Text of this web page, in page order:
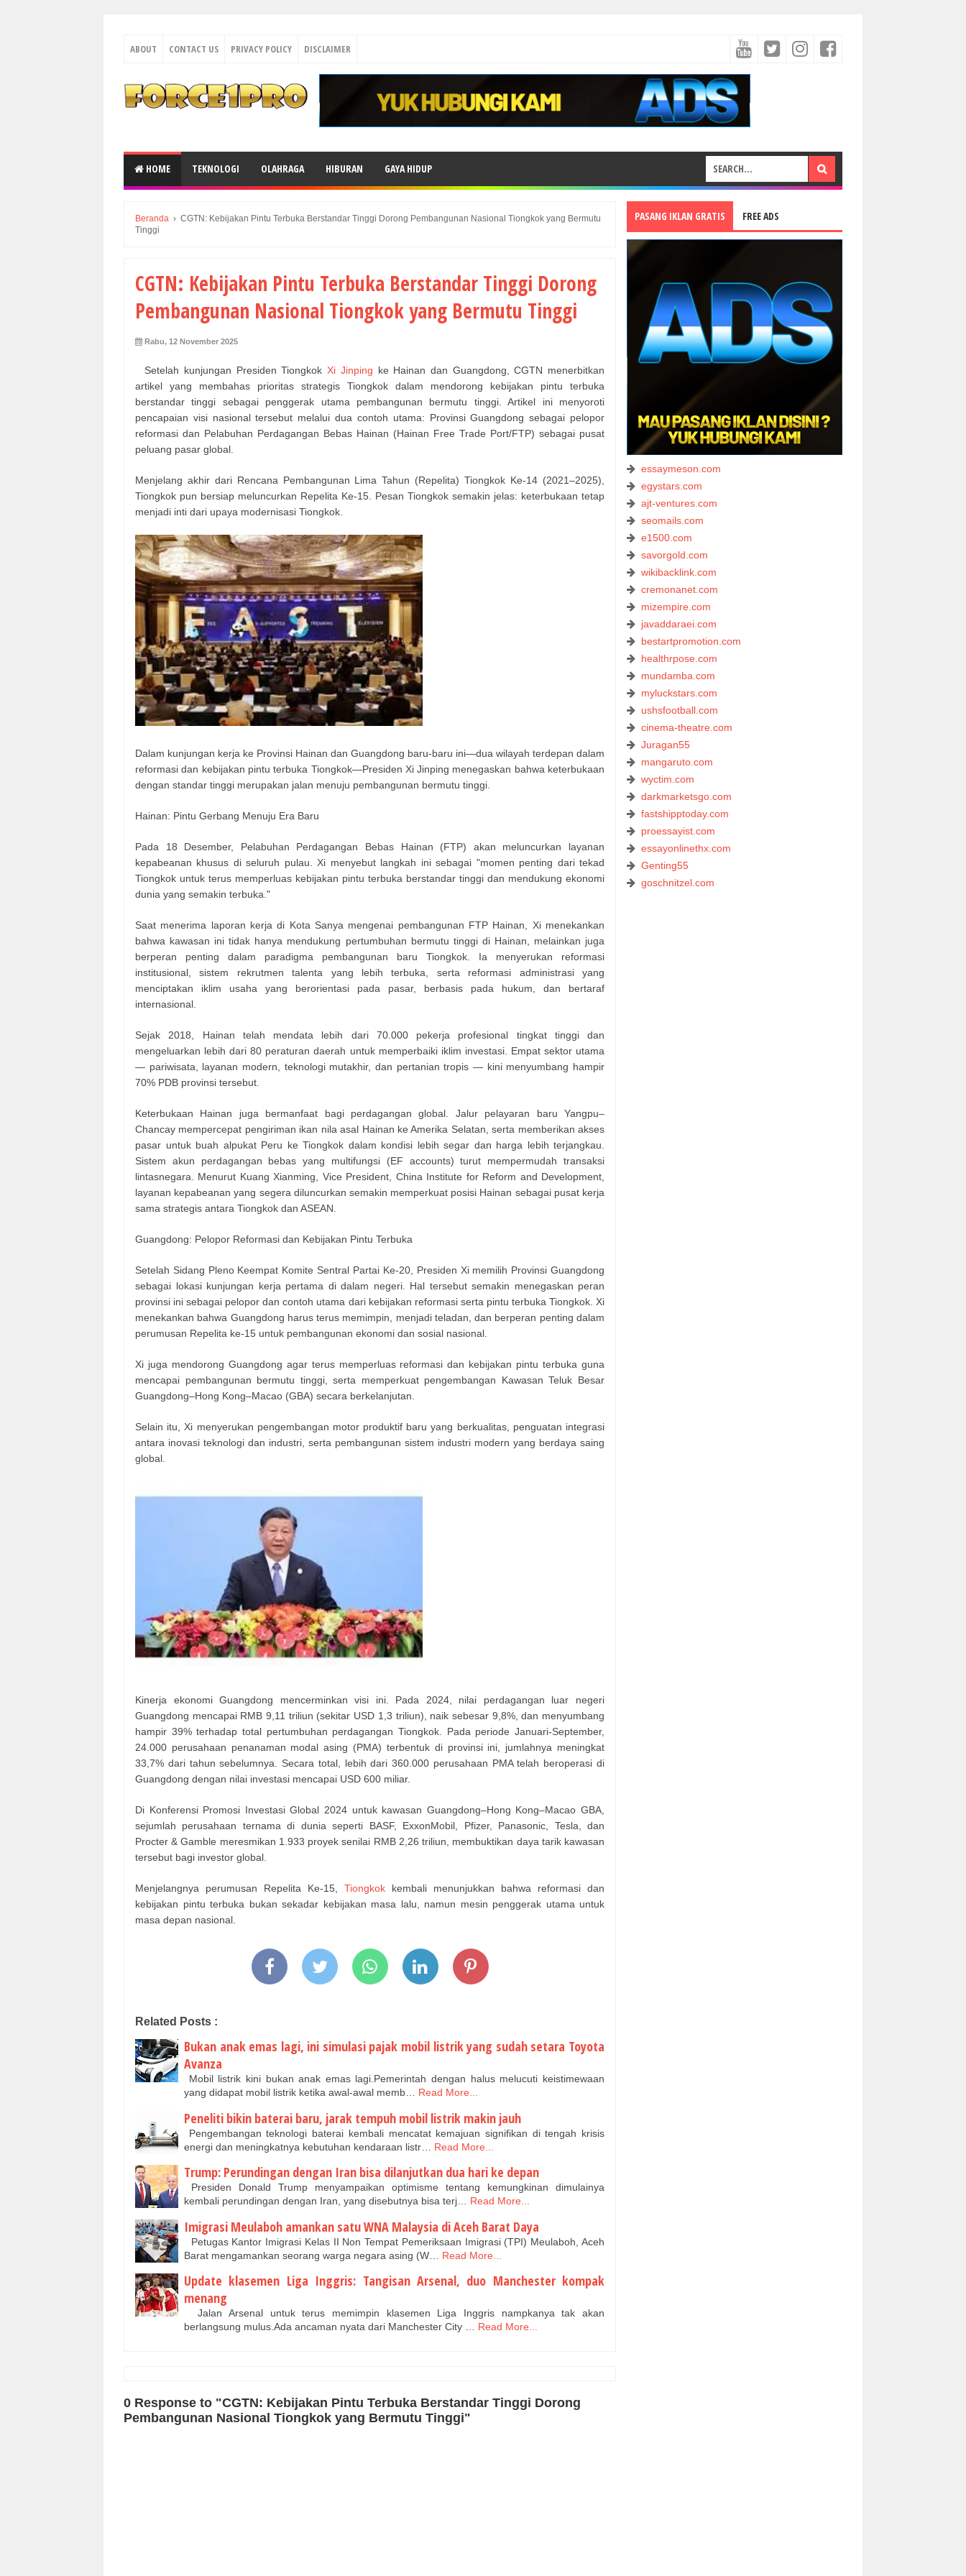
ABOUT CONTACT US PRIVACY POLICY DISCLAIMER
HOME TEKNOLOGI OLAHRAGA HIBURAN GAYA HIDUP
Beranda › CGTN: Kebijakan Pintu Terbuka Berstandar Tinggi Dorong Pembangunan Nasional Tiongkok yang Bermutu
Tinggi
CGTN: Kebijakan Pintu Terbuka Berstandar Tinggi Dorong
Pembangunan Nasional Tiongkok yang Bermutu Tinggi
Rabu, 12 November 2025
Setelah kunjungan Presiden Tiongkok Xi Jinping ke Hainan dan Guangdong, CGTN menerbitkan
artikel yang membahas prioritas strategis Tiongkok dalam mendorong kebijakan pintu terbuka
berstandar tinggi sebagai penggerak utama pembangunan bermutu tinggi. Artikel ini menyoroti
pencapaian visi nasional tersebut melalui dua contoh utama: Provinsi Guangdong sebagai pelopor
reformasi dan Pelabuhan Perdagangan Bebas Hainan (Hainan Free Trade Port/FTP) sebagai pusat
peluang pasar global.
Menjelang akhir dari Rencana Pembangunan Lima Tahun (Repelita) Tiongkok Ke-14 (2021–2025),
Tiongkok pun bersiap meluncurkan Repelita Ke-15. Pesan Tiongkok semakin jelas: keterbukaan tetap
menjadi inti dari upaya modernisasi Tiongkok.
Dalam kunjungan kerja ke Provinsi Hainan dan Guangdong baru-baru ini—dua wilayah terdepan dalam
reformasi dan kebijakan pintu terbuka Tiongkok—Presiden Xi Jinping menegaskan bahwa keterbukaan
dengan standar tinggi merupakan jalan menuju pembangunan bermutu tinggi.
Hainan: Pintu Gerbang Menuju Era Baru
Pada 18 Desember, Pelabuhan Perdagangan Bebas Hainan (FTP) akan meluncurkan layanan
kepabeanan khusus di seluruh pulau. Xi menyebut langkah ini sebagai "momen penting dari tekad
Tiongkok untuk terus memperluas kebijakan pintu terbuka berstandar tinggi dan mendukung ekonomi
dunia yang semakin terbuka."
Saat menerima laporan kerja di Kota Sanya mengenai pembangunan FTP Hainan, Xi menekankan
bahwa kawasan ini tidak hanya mendukung pertumbuhan bermutu tinggi di Hainan, melainkan juga
berperan penting dalam paradigma pembangunan baru Tiongkok. Ia menyerukan reformasi
institusional, sistem rekrutmen talenta yang lebih terbuka, serta reformasi administrasi yang
menciptakan iklim usaha yang berorientasi pada pasar, berbasis pada hukum, dan bertaraf
internasional.
Sejak 2018, Hainan telah mendata lebih dari 70.000 pekerja profesional tingkat tinggi dan
mengeluarkan lebih dari 80 peraturan daerah untuk memperbaiki iklim investasi. Empat sektor utama
— pariwisata, layanan modern, teknologi mutakhir, dan pertanian tropis — kini menyumbang hampir
70% PDB provinsi tersebut.
Keterbukaan Hainan juga bermanfaat bagi perdagangan global. Jalur pelayaran baru Yangpu–
Chancay mempercepat pengiriman ikan nila asal Hainan ke Amerika Selatan, serta memberikan akses
pasar untuk buah alpukat Peru ke Tiongkok dalam kondisi lebih segar dan harga lebih terjangkau.
Sistem akun perdagangan bebas yang multifungsi (EF accounts) turut mempermudah transaksi
lintasnegara. Menurut Kuang Xianming, Vice President, China Institute for Reform and Development,
layanan kepabeanan yang segera diluncurkan semakin memperkuat posisi Hainan sebagai pusat kerja
sama strategis antara Tiongkok dan ASEAN.
Guangdong: Pelopor Reformasi dan Kebijakan Pintu Terbuka
Setelah Sidang Pleno Keempat Komite Sentral Partai Ke-20, Presiden Xi memilih Provinsi Guangdong
sebagai lokasi kunjungan kerja pertama di dalam negeri. Hal tersebut semakin menegaskan peran
provinsi ini sebagai pelopor dan contoh utama dari kebijakan reformasi serta pintu terbuka Tiongkok. Xi
menekankan bahwa Guangdong harus terus memimpin, menjadi teladan, dan berperan penting dalam
perumusan Repelita ke-15 untuk pembangunan ekonomi dan sosial nasional.
Xi juga mendorong Guangdong agar terus memperluas reformasi dan kebijakan pintu terbuka guna
mencapai pembangunan bermutu tinggi, serta memperkuat pengembangan Kawasan Teluk Besar
Guangdong–Hong Kong–Macao (GBA) secara berkelanjutan.
Selain itu, Xi menyerukan pengembangan motor produktif baru yang berkualitas, penguatan integrasi
antara inovasi teknologi dan industri, serta pembangunan sistem industri modern yang berdaya saing
global.
Kinerja ekonomi Guangdong mencerminkan visi ini. Pada 2024, nilai perdagangan luar negeri
Guangdong mencapai RMB 9,11 triliun (sekitar USD 1,3 triliun), naik sebesar 9,8%, dan menyumbang
hampir 39% terhadap total pertumbuhan perdagangan Tiongkok. Pada periode Januari-September,
24.000 perusahaan penanaman modal asing (PMA) terbentuk di provinsi ini, jumlahnya meningkat
33,7% dari tahun sebelumnya. Secara total, lebih dari 360.000 perusahaan PMA telah beroperasi di
Guangdong dengan nilai investasi mencapai USD 600 miliar.
Di Konferensi Promosi Investasi Global 2024 untuk kawasan Guangdong–Hong Kong–Macao GBA,
sejumlah perusahaan ternama di dunia seperti BASF, ExxonMobil, Pfizer, Panasonic, Tesla, dan
Procter & Gamble meresmikan 1.933 proyek senilai RMB 2,26 triliun, membuktikan daya tarik kawasan
tersebut bagi investor global.
Menjelangnya perumusan Repelita Ke-15, Tiongkok kembali menunjukkan bahwa reformasi dan
kebijakan pintu terbuka bukan sekadar kebijakan masa lalu, namun mesin penggerak utama untuk
masa depan nasional.
Related Posts :
Bukan anak emas lagi, ini simulasi pajak mobil listrik yang sudah setara Toyota
Avanza
Mobil listrik kini bukan anak emas lagi.Pemerintah dengan halus melucuti keistimewaan
yang didapat mobil listrik ketika awal-awal memb…
Read More...
Peneliti bikin baterai baru, jarak tempuh mobil listrik makin jauh
Pengembangan teknologi baterai kembali mencatat kemajuan signifikan di tengah krisis
energi dan meningkatnya kebutuhan kendaraan listr…
Read More...
Trump: Perundingan dengan Iran bisa dilanjutkan dua hari ke depan
Presiden Donald Trump menyampaikan optimisme tentang kemungkinan dimulainya
kembali perundingan dengan Iran, yang disebutnya bisa terj…
Read More...
Imigrasi Meulaboh amankan satu WNA Malaysia di Aceh Barat Daya
Petugas Kantor Imigrasi Kelas II Non Tempat Pemeriksaan Imigrasi (TPI) Meulaboh, Aceh
Barat mengamankan seorang warga negara asing (W…
Read More...
Update klasemen Liga Inggris: Tangisan Arsenal, duo Manchester kompak
menang
Jalan Arsenal untuk terus memimpin klasemen Liga Inggris nampkanya tak akan
berlangsung mulus.Ada ancaman nyata dari Manchester City …
Read More...
0 Response to "CGTN: Kebijakan Pintu Terbuka Berstandar Tinggi Dorong
Pembangunan Nasional Tiongkok yang Bermutu Tinggi"
PASANG IKLAN GRATIS FREE ADS
essaymeson.com
egystars.com
ajt-ventures.com
seomails.com
e1500.com
savorgold.com
wikibacklink.com
cremonanet.com
mizempire.com
javaddaraei.com
bestartpromotion.com
healthrpose.com
mundamba.com
myluckstars.com
ushsfootball.com
cinema-theatre.com
Juragan55
mangaruto.com
wyctim.com
darkmarketsgo.com
fastshipptoday.com
proessayist.com
essayonlinethx.com
Genting55
goschnitzel.com